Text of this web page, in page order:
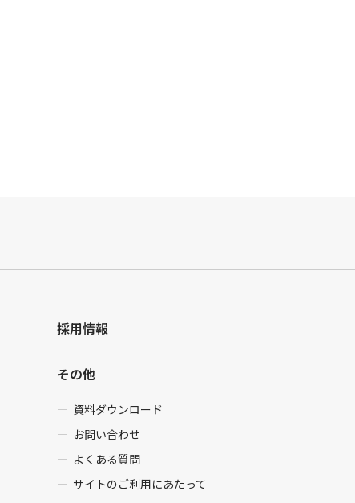
採用情報
その他
資料ダウンロード
お問い合わせ
よくある質問
サイトのご利用にあたって